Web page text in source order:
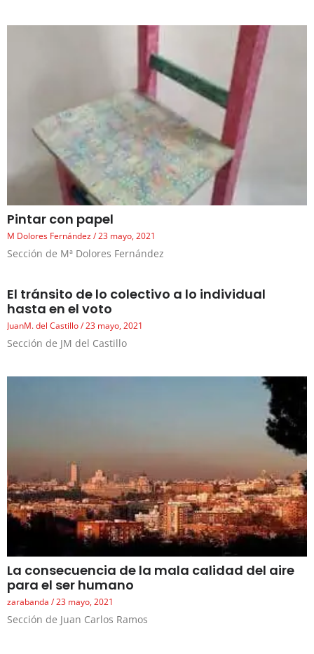
Pintar con papel
M Dolores Fernández 23 mayo, 2021
Sección de Mª Dolores Fernández
El tránsito de lo colectivo a lo individual
hasta en el voto
JuanM. del Castillo 23 mayo, 2021
Sección de JM del Castillo
La consecuencia de la mala calidad del aire
para el ser humano
zarabanda 23 mayo, 2021
Sección de Juan Carlos Ramos